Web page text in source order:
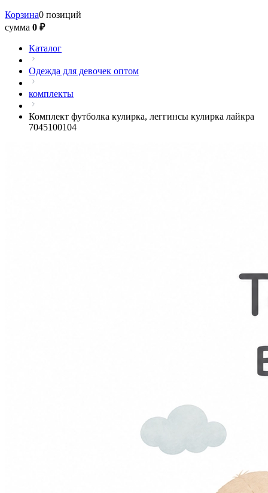
Корзина0 позиций
сумма 0 ₽
Каталог
Одежда для девочек оптом
комплекты
Комплект футболка кулирка, леггинсы кулирка лайкра
7045100104